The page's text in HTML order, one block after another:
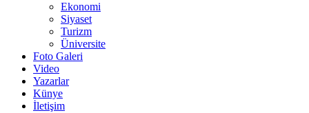
Ekonomi
Siyaset
Turizm
Üniversite
Foto Galeri
Video
Yazarlar
Künye
İletişim